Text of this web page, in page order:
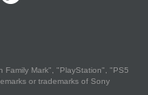
Family Mark", "PlayStation", "PS5
or trademarks of Sony